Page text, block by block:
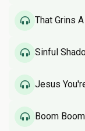
That Grins
Sinful
Jesus
Boom